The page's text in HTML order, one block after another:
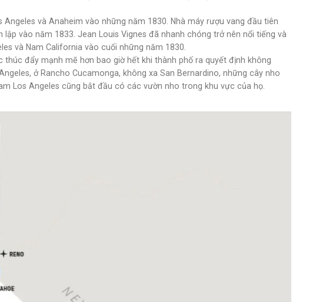
và Anaheim vào những năm 1830. Nhà máy rượu vang đầu tiên
vào năm 1833. Jean Louis Vignes đã nhanh chóng trở nên nổi tiếng và
và Nam California vào cuối những năm 1830.
đẩy mạnh mẽ hơn bao giờ hết khi thành phố ra quyết định không
ở Rancho Cucamonga, không xa San Bernardino, những cây nho
Los Angeles cũng bắt đầu có các vườn nho trong khu vực của họ.